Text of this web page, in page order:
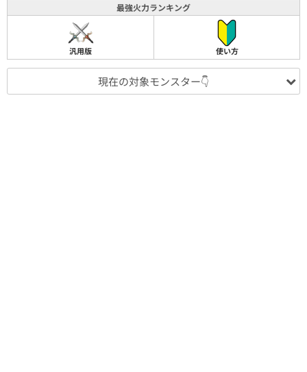
最強火力ランキング
汎用版 使い方
現在の対象モンスター👇